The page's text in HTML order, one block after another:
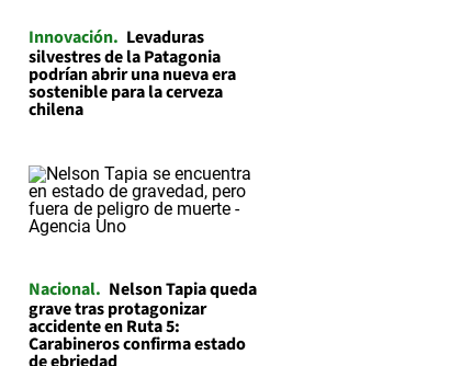
Innovación Levaduras
silvestres de la Patagonia
podrían abrir una nueva era
sostenible para la cerveza
chilena
Nacional Nelson Tapia queda
grave tras protagonizar
accidente en Ruta 5:
Carabineros confirma estado